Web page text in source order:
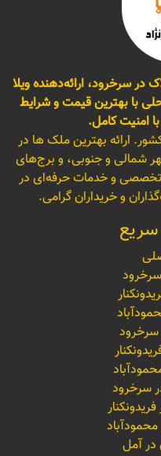
در سرخرود، ارائه‌دهنده ویلا
با بهترین قیمت و شرایط
امنیت کامل.
ارائه بهترین ملک ها در
شمالی و جنوبی، و برج‌های
و خدمات حرفه‌ای در
و خریداران گرامی.
سرخرود
سرخرود
سرخرود
محمودآباد
در آمل